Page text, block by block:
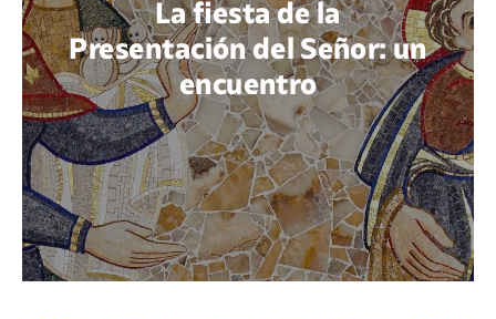
La fiesta de la
Presentación del Señor: un
encuentro
POR ERNESTO CAMARENA